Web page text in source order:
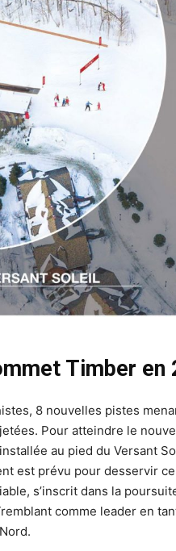
Timber
8 nouvelles pistes
Pour atteindre le
au pied du Versant
est prévu pour desservir
s’inscrit dans la
comme leader en